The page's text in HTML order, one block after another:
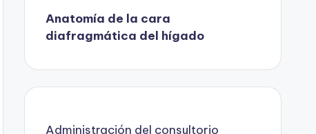
Anatomía de la cara
diafragmática del hígado
Administración del consultorio